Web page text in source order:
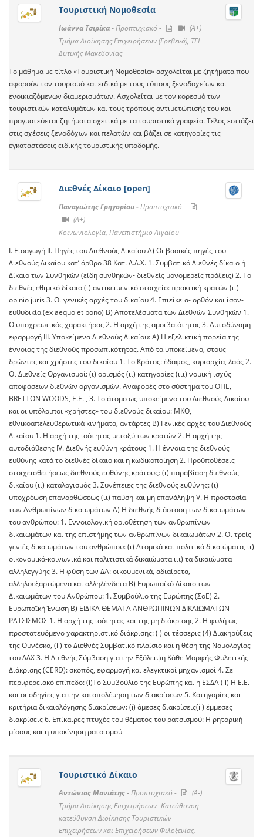
Τουριστική Νομοθεσία
Ιωάννα Τσιρίκα -Προπτυχιακό -
(A+)
Τμήμα Διοίκησης Επιχειρήσεων (Γρεβενά), ΤΕΙ
Δυτικής Μακεδονίας
Το μάθημα με τίτλο «Τουριστική Νομοθεσία» ασχολείται με ζητήματα που
αφορούν τον τουρισμό και ειδικά με τους τύπους ξενοδοχείων και
ενοικιαζόμενων διαμερισμάτων. Ασχολείται με τον κορεσμό των
τουριστικών καταλυμάτων και τους τρόπους αντιμετώπισής του και
πραγματεύεται ζητήματα σχετικά με τα τουριστικά γραφεία. Τέλος εστιάζει
στις σχέσεις ξενοδόχων και πελατών και βάζει σε κατηγορίες τις
εγκαταστάσεις ειδικής τουριστικής υποδομής.
Διεθνές Δίκαιο [open]
Παναγιώτης Γρηγορίου -Προπτυχιακό -
(A+)
Κοινωνιολογία, Πανεπιστήμιο Αιγαίου
Ι. Εισαγωγή ΙΙ. Πηγές του Διεθνούς Δικαίου Α) Οι βασικές πηγές του
Διεθνούς Δικαίου κατ’ άρθρο 38 Κατ. Δ.Δ.Χ. 1. Συμβατικό Διεθνές δίκαιο ή
Δίκαιο των Συνθηκών (είδη συνθηκών- διεθνείς μονομερείς πράξεις) 2. Το
διεθνές εθιμικό δίκαιο (ι) αντικειμενικό στοιχείο: πρακτική κρατών (ιι)
opinio juris 3. Οι γενικές αρχές του δικαίου 4. Επιείκεια- ορθόν και ίσον-
ευθυδικία (ex aequo et bono) Β) Αποτελέσματα των Διεθνών Συνθηκών 1.
Ο υποχρεωτικός χαρακτήρας 2. Η αρχή της αμοιβαιότητας 3. Αυτοδύναμη
εφαρμογή ΙΙΙ. Υποκείμενα Διεθνούς Δικαίου: Α) Η εξελικτική πορεία της
έννοιας της διεθνούς προσωπικότητας. Από τα υποκείμενα, στους
δρώντες και χρήστες του δικαίου 1. Το Κράτος: έδαφος, κυριαρχία, λαός 2.
Οι Διεθνείς Οργανισμοί: (ι) ορισμός (ιι) κατηγορίες (ιιι) νομική ισχύς
αποφάσεων διεθνών οργανισμών. Αναφορές στο σύστημα του ΟΗΕ,
BRETTON WOODS, Ε.Ε. , 3. Το άτομο ως υποκείμενο του Διεθνούς Δικαίου
και οι υπόλοιποι «χρήστες» του διεθνούς δικαίου: ΜΚΟ,
εθνικοαπελευθερωτικά κινήματα, αντάρτες Β) Γενικές αρχές του Διεθνούς
Δικαίου 1. Η αρχή της ισότητας μεταξύ των κρατών 2. Η αρχή της
αυτοδιάθεσης IV. Διεθνής ευθύνη κράτους 1. Η έννοια της διεθνούς
ευθύνης κατά το διεθνές δίκαιο και η κωδικοποίηση 2. Προϋποθέσεις
στοιχειοθετήσεως διεθνούς ευθύνης κράτους: (ι) παραβίαση διεθνούς
δικαίου (ιι) καταλογισμός 3. Συνέπειες της διεθνούς ευθύνης: (ι)
υποχρέωση επανορθώσεως (ιι) παύση και μη επανάληψη V. Η προστασία
των Ανθρωπίνων δικαιωμάτων Α) Η διεθνής διάσταση των δικαιωμάτων
του ανθρώπου: 1. Εννοιολογική οριοθέτηση των ανθρωπίνων
δικαιωμάτων και της επιστήμης των ανθρωπίνων δικαιωμάτων 2. Οι τρείς
γενιές δικαιωμάτων του ανθρώπου: (ι) Ατομικά και πολιτικά δικαιώματα, ιι)
οικονομικά-κοινωνικά και πολιτιστικά δικαιώματα ιιι) τα δικαιώματα
αλληλεγγύης 3. Η φύση των ΔΑ: οικουμενικά, αδιαίρετα,
αλληλοεξαρτώμενα και αλληλένδετα Β) Ευρωπαϊκό Δίκαιο των
Δικαιωμάτων του Ανθρώπου: 1. Συμβούλιο της Ευρώπης (ΣοΕ) 2.
Ευρωπαϊκή Ένωση Β) ΕΙΔΙΚΑ ΘΕΜΑΤΑ ΑΝΘΡΩΠΙΝΩΝ ΔΙΚΑΙΩΜΑΤΩΝ –
ΡΑΤΣΙΣΜΟΣ 1. Η αρχή της ισότητας και της μη διάκρισης 2. Η φυλή ως
προστατευόμενο χαρακτηριστικό διάκρισης: (i) οι τέσσερις (4) Διακηρύξεις
της Ουνέσκο, (ii) το Διεθνές Συμβατικό πλαίσιο και η θέση της Νομολογίας
του ΔΔΧ 3. Η Διεθνής Σύμβαση για την Εξάλειψη Κάθε Μορφής Φυλετικής
Διάκρισης (CERD): σκοπός, εφαρμογή και ελεγκτικοί μηχανισμοί 4. Σε
περιφερειακό επίπεδο: (i)Το Συμβούλιο της Ευρώπης και η ΕΣΔΑ (ii) H E.E.
και οι οδηγίες για την καταπολέμηση των διακρίσεων 5. Κατηγορίες και
κριτήρια δικαιολόγησης διακρίσεων: (i) άμεσες διακρίσεις(ii) έμμεσες
διακρίσεις 6. Επίκαιρες πτυχές του θέματος του ρατσισμού: Η ρητορική
μίσους και η υποκίνηση ρατσισμού
Τουριστικό Δίκαιο
Αντώνιος Μανιάτης -Προπτυχιακό -
(A-)
Τμήμα Διοίκησης Επιχειρήσεων- Κατεύθυνση
κατεύθυνση Διοίκησης Τουριστικών
Επιχειρήσεων και Επιχειρήσεων Φιλοξενίας,